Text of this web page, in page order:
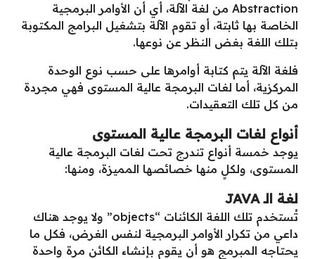
Abstraction من لغة الآلة، أي أن الأوامر البرمجية
الخاصة بها ثابتة، أو تقوم الآلة بتشغيل البرامج المكتوبة
بتلك اللغة بغض النظر عن نوعها.
فلغة الآلة يتم كتابة أوامرها على حسب نوع الوحدة
المركزية، أما لغات البرمجة عالية المستوى فهي مجردة
من كل تلك التعقيدات.
أنواع لغات البرمجة عالية المستوى
يوجد خمسة أنواع تندرج تحت لغات البرمجة عالية
المستوى، ولكلٍ منها خصائصها المميزة، ومنها:
لغة الـJAVA
تُستخدم تلك اللغة الكائنات “objects” ولا يوجد هناك
داعي من تكرار الأوامر البرمجية لنفس الغرض، فكل ما
يحتاجه المبرمج هو أن يقوم بإنشاء الكائن مرة واحدة